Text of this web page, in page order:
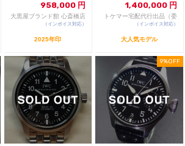
958,000 円
大黒屋ブランド館 心斎橋店
（インボイス対応）
2025年印
1,400,000 円
トケマー宅配代行出品（委
託販売）
（インボイス対応）
大人気モデル
9%OFF